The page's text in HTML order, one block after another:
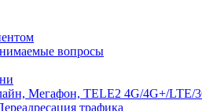
вопросы
Мегафон, TELE2 4G/4G+/LTE/
трафика